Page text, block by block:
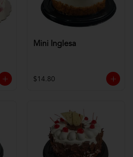
Mini Inglesa
$14.80